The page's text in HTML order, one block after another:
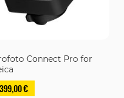
Connect Pro for
399,00 €